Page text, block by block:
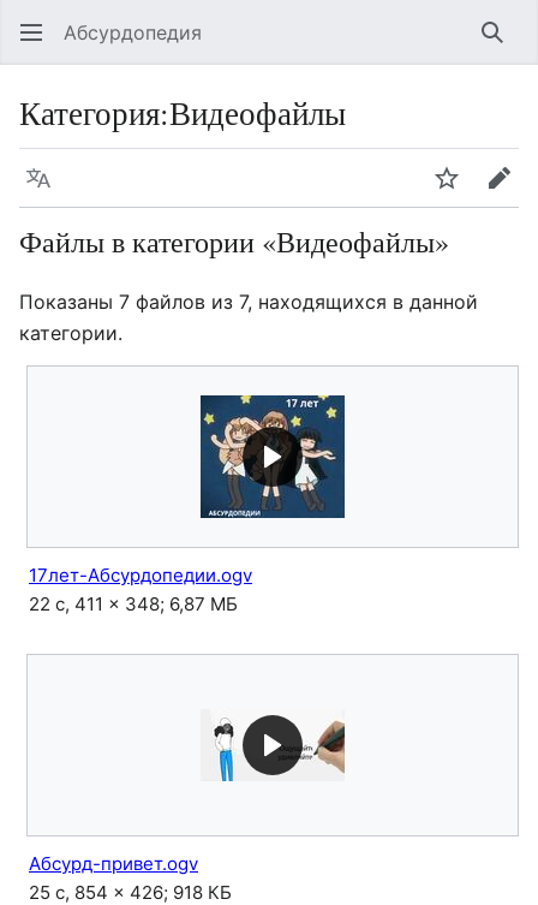
Абсурдопедия
Категория:Видеофайлы
Язык
Файлы в категории «Видеофайлы»
Показаны 7 файлов из 7, находящихся в данной
категории.
17лет-Абсурдопедии.ogv
22 с, 411 × 348; 6,87 МБ
Абсурд-привет.ogv
25 с, 854 × 426; 918 КБ